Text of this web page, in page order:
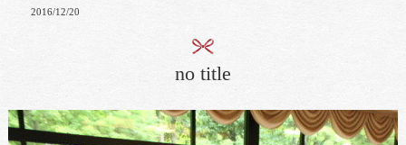
2016/12/20
no title